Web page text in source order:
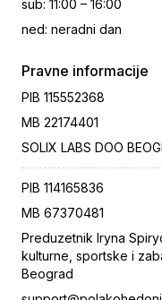
sub: 11:00 – 16:00
ned: neradni dan
Pravne informacije
PIB 115552368
MB 22174401
SOLIX LABS DOO
PIB 114165836
MB 67370481
Preduzetnik Iryna
kulturne, sportske i
Beograd